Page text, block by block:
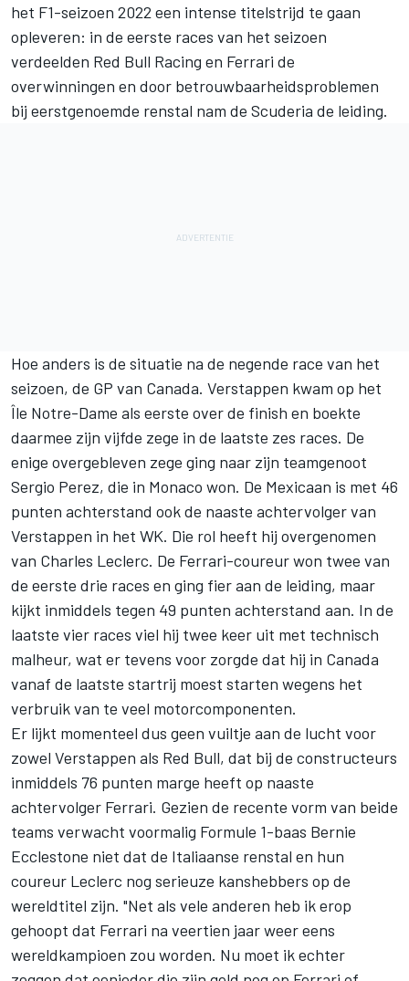
het F1-seizoen 2022 een intense titelstrijd te gaan
opleveren: in de eerste races van het seizoen
verdeelden Red Bull Racing en Ferrari de
overwinningen en door betrouwbaarheidsproblemen
bij eerstgenoemde renstal nam de Scuderia de leiding.
Hoe anders is de situatie na de negende race van het
seizoen, de GP van Canada. Verstappen kwam op het
Île Notre-Dame als eerste over de finish en boekte
daarmee zijn vijfde zege in de laatste zes races. De
enige overgebleven zege ging naar zijn teamgenoot
Sergio Perez, die in Monaco won. De Mexicaan is met 46
punten achterstand ook de naaste achtervolger van
Verstappen in het WK. Die rol heeft hij overgenomen
van Charles Leclerc. De Ferrari-coureur won twee van
de eerste drie races en ging fier aan de leiding, maar
kijkt inmiddels tegen 49 punten achterstand aan. In de
laatste vier races viel hij twee keer uit met technisch
malheur, wat er tevens voor zorgde dat hij in Canada
vanaf de laatste startrij moest starten wegens het
verbruik van te veel motorcomponenten.
Er lijkt momenteel dus geen vuiltje aan de lucht voor
zowel Verstappen als Red Bull, dat bij de constructeurs
inmiddels 76 punten marge heeft op naaste
achtervolger Ferrari. Gezien de recente vorm van beide
teams verwacht voormalig Formule 1-baas Bernie
Ecclestone niet dat de Italiaanse renstal en hun
coureur Leclerc nog serieuze kanshebbers op de
wereldtitel zijn. "Net als vele anderen heb ik erop
gehoopt dat Ferrari na veertien jaar weer eens
wereldkampioen zou worden. Nu moet ik echter